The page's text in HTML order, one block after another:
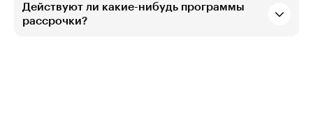
Действуют ли какие-нибудь программы
рассрочки?